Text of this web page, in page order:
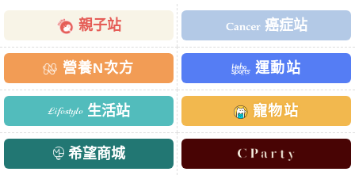
親子站 癌症站
營養N次方 運動站
生活站 寵物站
希望商城